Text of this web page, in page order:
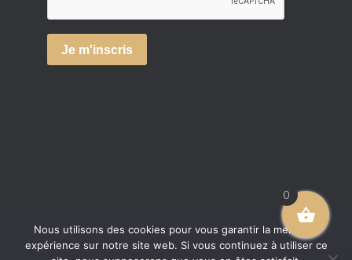
0
Nous utilisons des cookies pour vous garantir la meilleure
expérience sur notre site web. Si vous continuez à utiliser ce